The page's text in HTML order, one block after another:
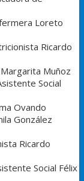
Loreto
Ricardo
Muñoz
Social
Ovando
González
Ricardo
Social Félix